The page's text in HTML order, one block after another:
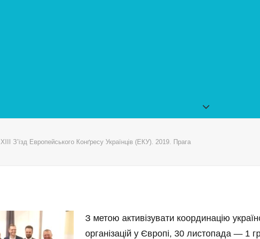
ХІІІ З’їзд Европейського Конґресу Українців (ЕКУ). 2019. Прага
З метою активізувати координацію
організацій у Європі, 30 листопада — 1